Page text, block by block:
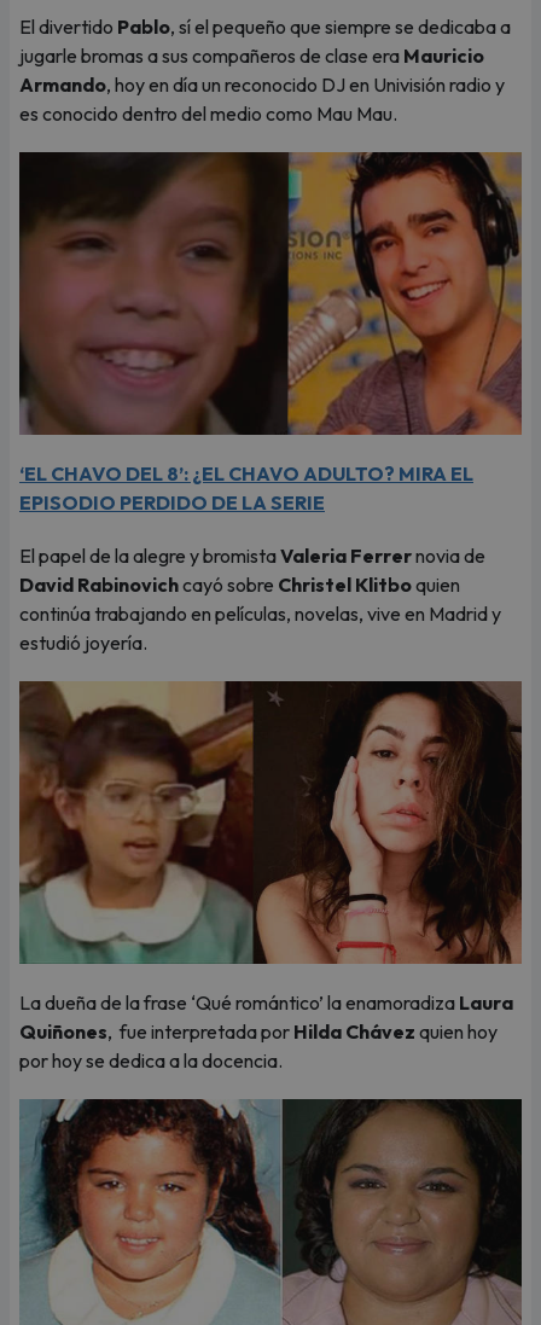
El divertido Pablo, sí el pequeño que siempre se dedicaba a
jugarle bromas a sus compañeros de clase era Mauricio
Armando, hoy en día un reconocido DJ en Univisión radio y
es conocido dentro del medio como Mau Mau.
‘EL CHAVO DEL 8’: ¿EL CHAVO ADULTO? MIRA EL
EPISODIO PERDIDO DE LA SERIE
El papel de la alegre y bromistaValeria Ferrernovia de
David Rabinovichcayó sobre Christel Klitboquien
continúa trabajando en películas, novelas, vive en Madrid y
estudió joyería.
La dueña de la frase ‘Qué romántico’ la enamoradiza Laura
Quiñones, fue interpretada por Hilda Chávez quien hoy
por hoy se dedica a la docencia.